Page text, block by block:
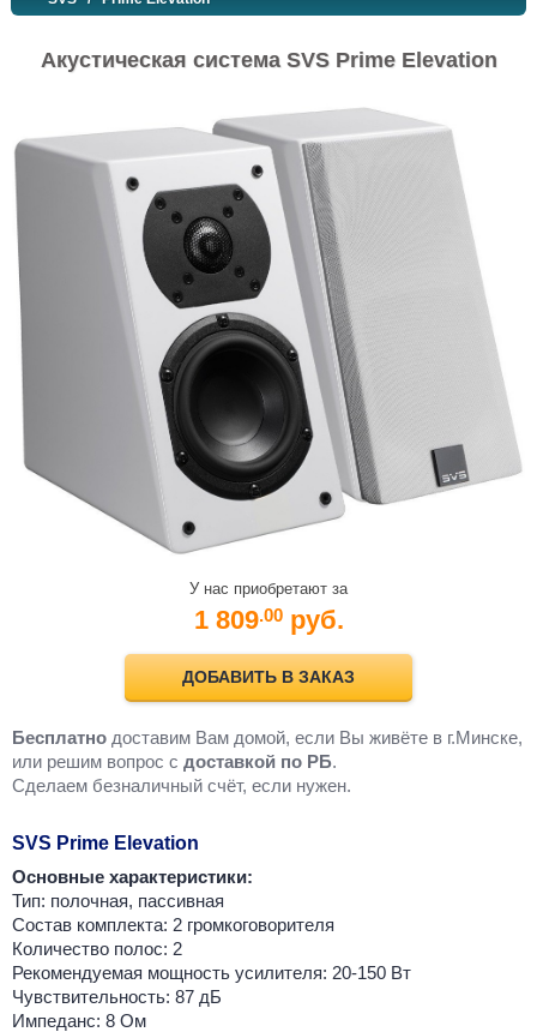
Акустическая система SVS Prime Elevation
У нас приобретают за
1 809.00 руб.
ДОБАВИТЬ В ЗАКАЗ
Бесплатно доставим Вам домой, если Вы живёте в г.Минске,
или решим вопрос с доставкой по РБ.
Cделаем безналичный счёт, если нужен.
SVS Prime Elevation
Основные характеристики:
Тип: полочная, пассивная
Состав комплекта: 2 громкоговорителя
Количество полос: 2
Рекомендуемая мощность усилителя: 20-150 Вт
Чувствительность: 87 дБ
Импеданс: 8 Ом